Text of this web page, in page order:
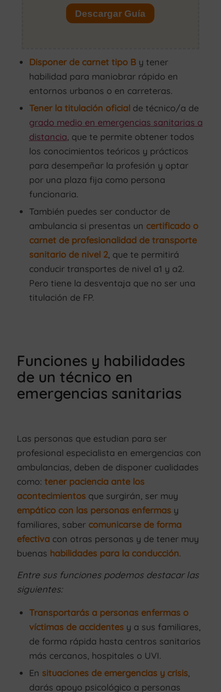
Disponer de carnet tipo By tener
habilidad para maniobrar rápido en
entornos urbanos o en carreteras.
Tener la titulación oficial de técnico/a de
grado medio en emergencias sanitarias a
distancia, que te permite obtener todos
los conocimientos teóricos y prácticos
para desempeñar la profesión y optar
por una plaza fija como persona
funcionaria.
También puedes ser conductor de
ambulancia si presentas un certificado o
carnet de profesionalidad de transporte
sanitario de nivel 2, que te permitirá
conducir transportes de nivel a1 y a2.
Pero tiene la desventaja que no ser una
titulación de FP.
Funciones y habilidades
de un técnico en
emergencias sanitarias
Las personas que estudian para ser
profesional especialista en emergencias con
ambulancias, deben de disponer cualidades
como: tener paciencia ante los
acontecimientosque surgirán, ser muy
empático con las personas enfermasy
familiares, saber comunicarse de forma
efectivacon otras personas y de tener muy
buenas habilidades para la conducción.
Entre sus funciones podemos destacar las
siguientes:
Transportarás a personas enfermas o
víctimas de accidentesy a sus familiares,
de forma rápida hasta centros sanitarios
más cercanos, hospitales o UVI.
En situaciones de emergencias y crisis,
darás apoyo psicológico a personas